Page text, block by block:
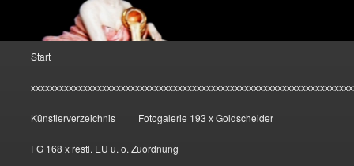
Start
Künstlerverzeichnis Fotogalerie 193 x Goldscheider
FG 168 x restl. EU u. o. Zuordnung